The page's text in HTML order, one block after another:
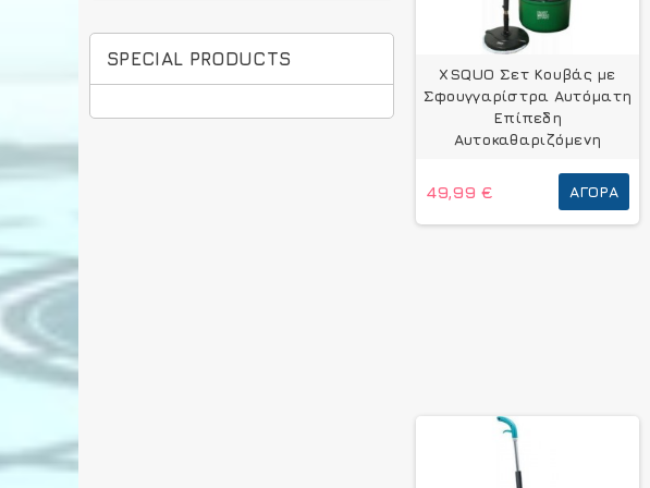
SPECIAL PRODUCTS
XSQUO Σετ Κουβάς με
Σφουγγαρίστρα Αυτόματη
Επίπεδη
Αυτοκαθαριζόμενη
49,99 € ΑΓΟΡΆ